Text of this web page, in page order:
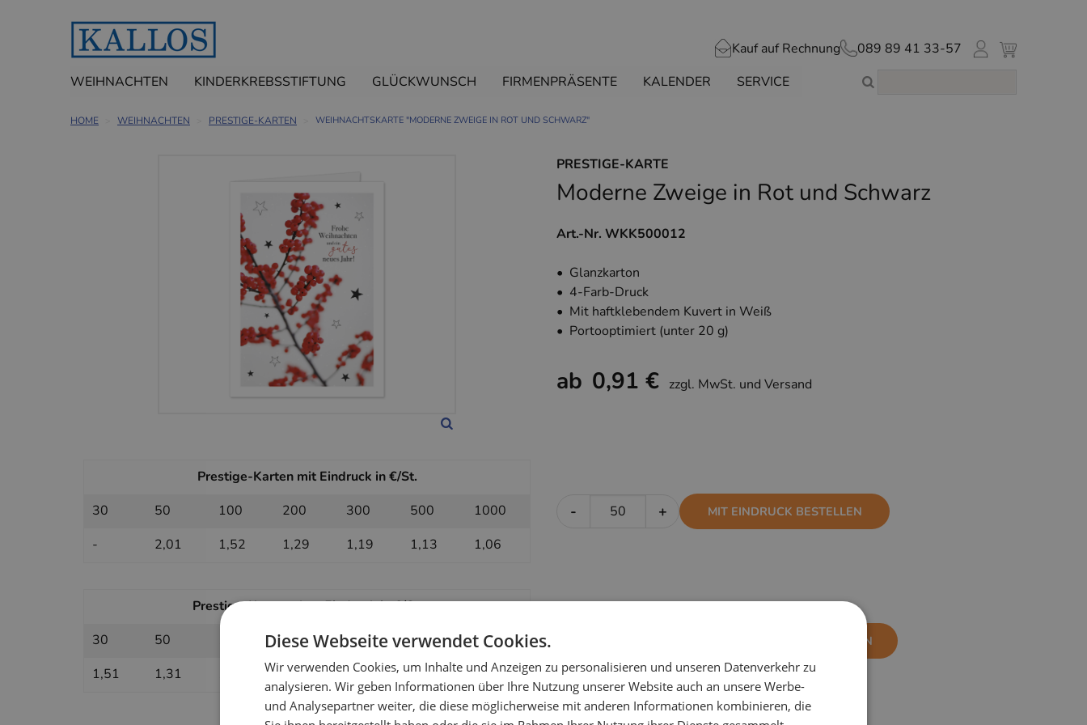
Kauf auf Rechnung
089 89 41 33-57
WEIHNACHTEN
KINDERKREBSSTIFTUNG GLÜCKWUNSCH FIRMENPRÄSENTE KALENDER SERVICE
HOME WEIHNACHTEN PRESTIGE-KARTEN WEIHNACHTSKARTE "MODERNE ZWEIGE IN ROT UND SCHWARZ"
PRESTIGE-KARTE
Moderne Zweige in Rot und Schwarz
Art.-Nr. WKK500012
• Glanzkarton
• 4-Farb-Druck
• Mit haftklebendem Kuvert in Weiß
• Portooptimiert (unter 20 g)
ab 0,91 € zzgl. MwSt. und Versand
Prestige-Karten mit Eindruck in €/St.
30
50 100 200 300 500
1000
-
2,01 1,52 1,29 1,19 1,13 1,06
- + MIT EINDRUCK BESTELLEN
Prestige-Karten ohne Eindruck in €/St.
30
50 200 300 500
1000
1,51
1,31 1,01 0,97 0,95 0,91
OHNE EINDRUCK BESTELLEN
Diese Webseite verwendet Cookies.
Wir verwenden Cookies, um Inhalte und Anzeigen zu personalisieren und unseren Datenverkehr zu
analysieren. Wir geben Informationen über Ihre Nutzung unserer Website auch an unsere Werbe-
und Analysepartner weiter, die diese möglicherweise mit anderen Informationen kombinieren, die